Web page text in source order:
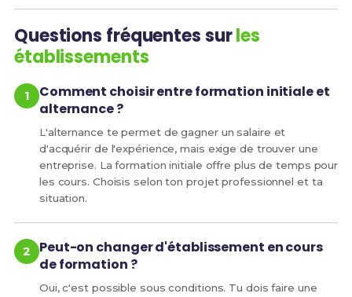
Questions fréquentes surles
établissements
Comment choisir entre formation initiale et
alternance ?
L'alternance te permet de gagner un salaire et
d'acquérir de l'expérience, mais exige de trouver une
entreprise. La formation initiale offre plus de temps pour
les cours. Choisis selon ton projet professionnel et ta
situation.
Peut-on changer d'établissement en cours
de formation ?
Oui, c'est possible sous conditions. Tu dois faire une